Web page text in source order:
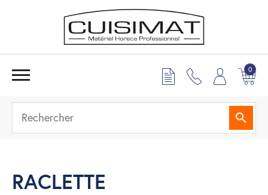
0
RACLETTE